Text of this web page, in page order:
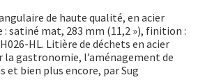
de haute qualité, en acier
: satiné mat, 283 mm (11,2 »), finition :
HL. Litière de déchets en acier
la gastronomie, l’aménagement de
et bien plus encore, par Sug